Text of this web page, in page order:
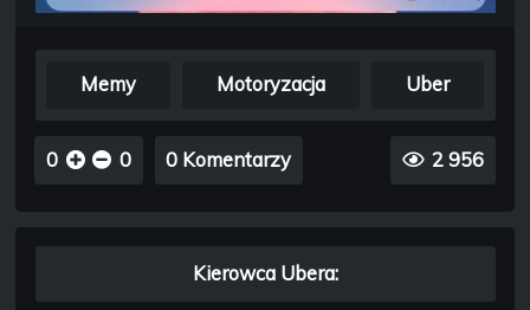
Memy Motoryzacja Uber
0 0 0 Komentarzy 2 956
Kierowca Ubera: